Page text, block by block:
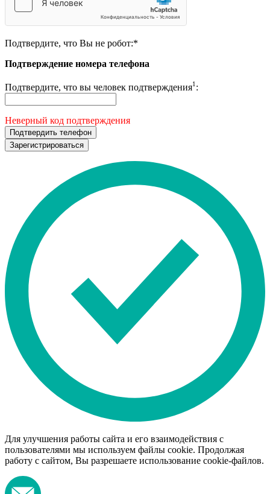
Подтвердите, что Вы не робот:*
Подтверждение номера телефона
Подтвердите, что вы человек подтверждения1 :
Неверный код подтверждения
Подтвердить телефон
Зарегистрироваться
Для улучшения работы сайта и его взаимодействия с
пользователями мы используем файлы cookie. Продолжая
работу с сайтом, Вы разрешаете использование cookie-файлов.